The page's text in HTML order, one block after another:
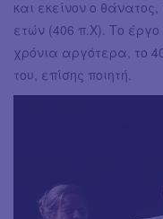
και εκείνον ο
ετών (406 π.Χ). Το
χρόνια αργότερα, το
του, επίσης ποιητή.